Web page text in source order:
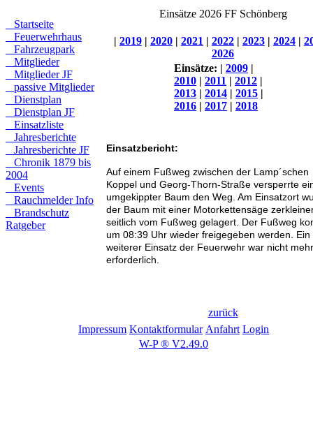
Startseite
Feuerwehrhaus
Fahrzeugpark
Mitglieder
Mitglieder JF
passive Mitglieder
Dienstplan
Dienstplan JF
Einsatzliste
Jahresberichte
Jahresberichte JF
Chronik 1879 bis
2004
Events
Rauchmelder Info
Brandschutz
Ratgeber
Einsätze 2026 FF Schönberg
| 2019 | 2020 | 2021 | 2022 | 2023 | 2024 |
2026
Einsätze: | 2009 |
2010 | 2011 | 2012 |
2013 | 2014 | 2015 |
2016 | 2017 | 2018
Einsatzbericht:
Auf einem Fußweg zwischen der Lamp´schen
Koppel und Georg-Thorn-Straße versperrte
umgekippter Baum den Weg. Am Einsatzort
der Baum mit einer Motorkettensäge
seitlich vom Fußweg gelagert. Der Fußweg
um 08:39 Uhr wieder freigegeben werden. Ein
weiterer Einsatz der Feuerwehr war nicht mehr
erforderlich.
zurück
Impressum Kontaktformular Anfahrt Login
W-P ® V2.49.0